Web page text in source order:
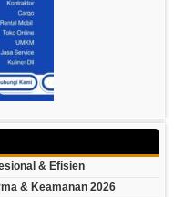
& Efisien
& Keamanan 2026